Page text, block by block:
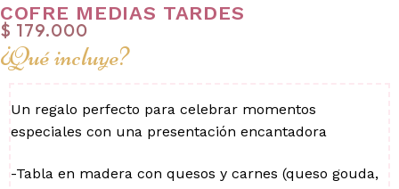
COFRE MEDIAS TARDES
$ 179.000
¿Qué incluye?
Un regalo perfecto para celebrar momentos
especiales con una presentación encantadora
-Tabla en madera con quesos y carnes (queso gouda,